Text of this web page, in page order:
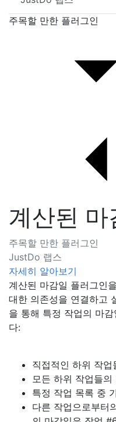
주목할 만한 플러그인
계산된 마
주목할 만한 플러그인
JustDo 랩스
자세히 알아보기
계산된 마감일 플러그인
대한 의존성을 연결하고
을 통해 특정 작업의 마
다:
직접적인 하위 작
모든 하위 작업들
특정 작업 목록 중
다른 작업으로부터